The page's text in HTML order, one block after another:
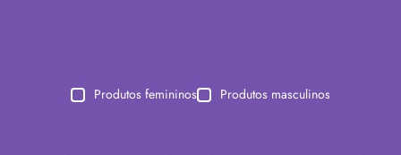
Produtos femininos Produtos masculinos